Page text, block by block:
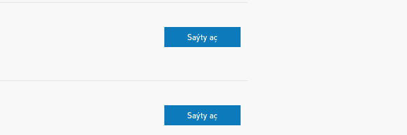
Saýty aç
Saýty aç